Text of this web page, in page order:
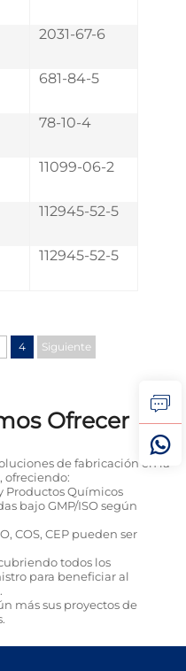
2031-67-6
681-84-5
78-10-4
11099-06-2
112945-52-5
112945-52-5
4 Siguiente
Ofrecer
de fabricación en la
ofreciendo:
Productos Químicos
bajo GMP/ISO según
COS, CEP pueden ser
todos los
para beneficiar al
más sus proyectos de